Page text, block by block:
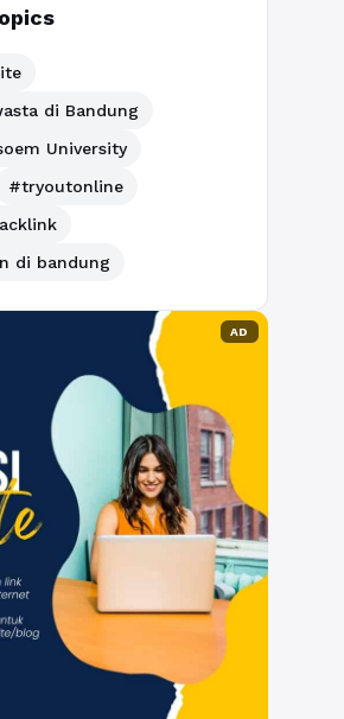
di Bandung
University
#tryoutonline
di bandung
AD